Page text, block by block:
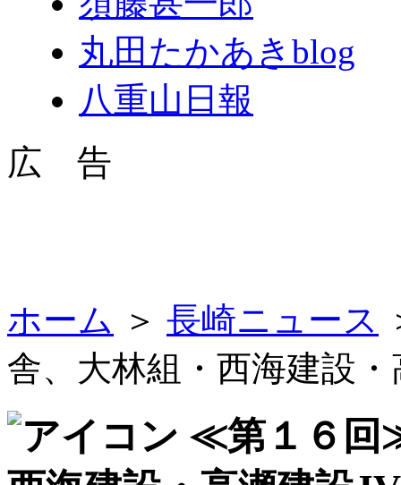
丸田たかあきblog
八重山日報
広 告
ホーム ＞ 長崎ニュース
舎、大林組・西海建設
≪第１６回